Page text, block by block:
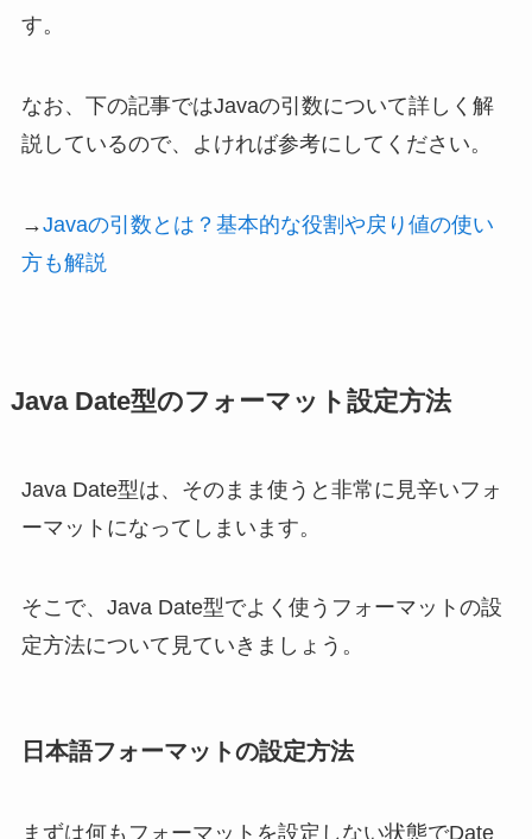
す。
なお、下の記事ではJavaの引数について詳しく解
説しているので、よければ参考にしてください。
→Javaの引数とは？基本的な役割や戻り値の使い
方も解説
Java Date型のフォーマット設定方法
Java Date型は、そのまま使うと非常に見辛いフォ
ーマットになってしまいます。
そこで、Java Date型でよく使うフォーマットの設
定方法について見ていきましょう。
日本語フォーマットの設定方法
まずは何もフォーマットを設定しない状態でDate